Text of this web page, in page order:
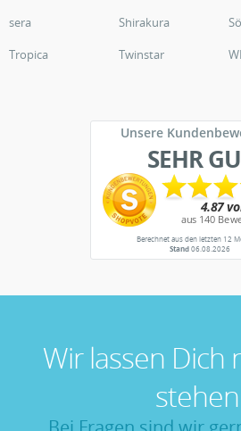
sera
Shirakura
Tropica
Twinstar
Unsere
SEHR
Berechnet aus den letzten 12
Stand06.08.2026
Wir lassen Dich